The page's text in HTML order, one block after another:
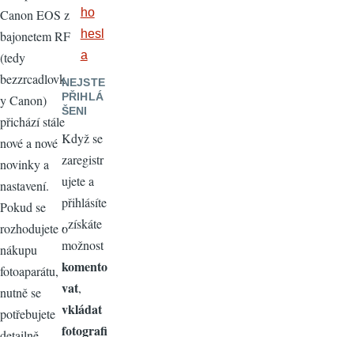
Canon EOS z
bajonetem RF
(tedy
bezzrcadlovk
y Canon)
přichází stále
nové a nové
novinky a
nastavení.
Pokud se
rozhodujete o
nákupu
fotoaparátu,
nutně se
potřebujete
ho
hesl
a
NEJSTE
PŘIHLÁ
ŠENI
Když se
zaregistr
ujete a
přihlásíte
, získáte
možnost
komento
vat,
vkládat
fotografi